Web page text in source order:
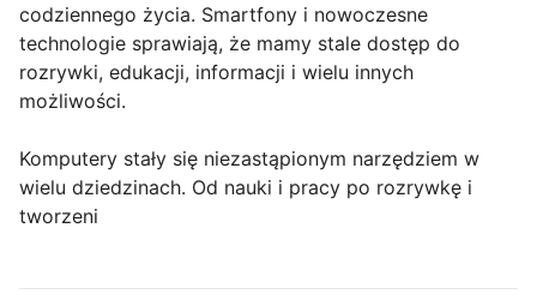
codziennego życia. Smartfony i nowoczesne
technologie sprawiają, że mamy stale dostęp do
rozrywki, edukacji, informacji i wielu innych
możliwości.
Komputery stały się niezastąpionym narzędziem w
wielu dziedzinach. Od nauki i pracy po rozrywkę i
tworzeni